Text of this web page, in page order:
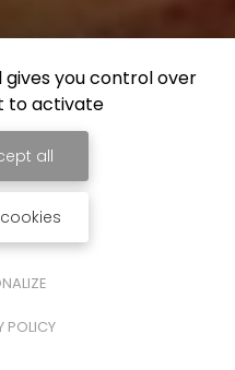
gives you control over
to activate
all
POLICY